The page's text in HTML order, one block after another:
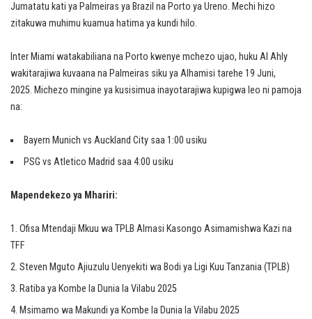
Jumatatu kati ya Palmeiras ya Brazil na Porto ya Ureno. Mechi hizo
zitakuwa muhimu kuamua hatima ya kundi hilo.
Inter Miami watakabiliana na Porto kwenye mchezo ujao, huku Al Ahly
wakitarajiwa kuvaana na Palmeiras siku ya Alhamisi tarehe 19 Juni,
2025. Michezo mingine ya kusisimua inayotarajiwa kupigwa leo ni pamoja
na:
Bayern Munich vs Auckland City saa 1:00 usiku
PSG vs Atletico Madrid saa 4:00 usiku
Mapendekezo ya Mhariri:
Ofisa Mtendaji Mkuu wa TPLB Almasi Kasongo Asimamishwa Kazi na
TFF
Steven Mguto Ajiuzulu Uenyekiti wa Bodi ya Ligi Kuu Tanzania (TPLB)
Ratiba ya Kombe la Dunia la Vilabu 2025
Msimamo wa Makundi ya Kombe la Dunia la Vilabu 2025